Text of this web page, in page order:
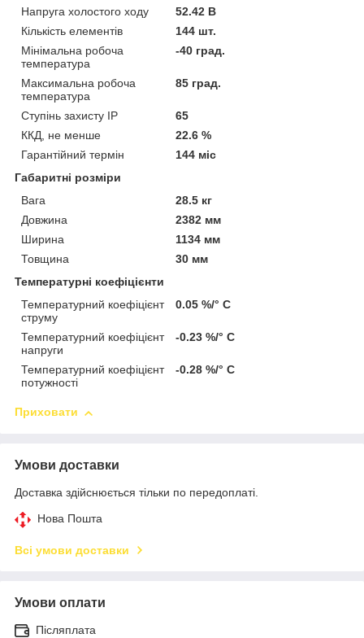
Напруга холостого ходу
52.42 В
Кількість елементів
144 шт.
Мінімальна робоча
температура
-40 град.
Максимальна робоча
температура
85 град.
Ступінь захисту IP
65
ККД, не менше
22.6 %
Гарантійний термін
144 міс
Габаритні розміри
Вага
28.5 кг
Довжина
2382 мм
Ширина
1134 мм
Товщина
30 мм
Температурні коефіцієнти
Температурний коефіцієнт
струму
0.05 %/° С
Температурний коефіцієнт
напруги
-0.23 %/° С
Температурний коефіцієнт
потужності
-0.28 %/° С
Приховати
Умови доставки
Доставка здійснюється тільки по передоплаті.
Нова Пошта
Всі умови доставки
Умови оплати
Післяплата